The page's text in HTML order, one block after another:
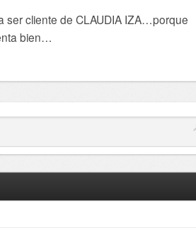
ser cliente de CLAUDIA IZA…porque
bien…